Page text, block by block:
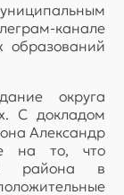
канале
образований
округа
С докладом
Александр
на то, что
района в